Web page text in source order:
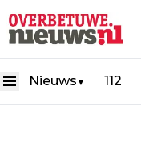
Nieuws ▼ 112